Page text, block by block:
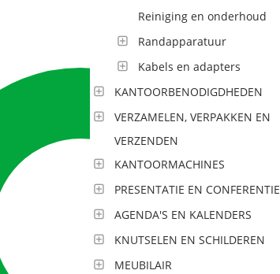
Reiniging en onderhoud
Randapparatuur
Kabels en adapters
KANTOORBENODIGDHEDEN
VERZAMELEN, VERPAKKEN EN
VERZENDEN
KANTOORMACHINES
PRESENTATIE EN CONFERENTIE
AGENDA'S EN KALENDERS
KNUTSELEN EN SCHILDEREN
MEUBILAIR